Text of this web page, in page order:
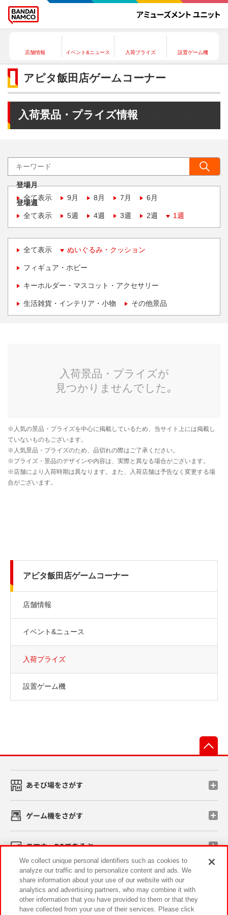
店舗情報 イベント&ニュース 入荷プライズ 設置ゲーム機
アピタ飯田店ゲームコーナー
入荷景品・プライズ情報
登場月
全て表示
9月 8月 7月 6月
登場週
全て表示
5週 4週 3週 2週 1週
全て表示 ぬいぐるみ・クッション
フィギュア・ホビー
キーホルダー・マスコット・アクセサリー
生活雑貨・インテリア・小物 その他景品
アピタ飯田店ゲームコーナー
店舗情報
イベント&ニュース
入荷プライズ
設置ゲーム機
あそび場をさがす
ゲーム機をさがす
スマホ・PCであそぶ
イベント・キャンペーン
We collect unique personal identifiers such as cookies to
analyze our traffic and to personalize content and ads. We
share information about your use of our website with our
analytics and advertising partners, who may combine it with
other information that you have provided to them or that they
have collected from your use of their services. Please click